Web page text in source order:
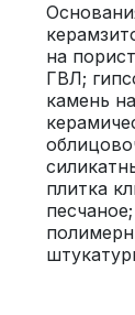
на
ГВЛ;
камень
плитка